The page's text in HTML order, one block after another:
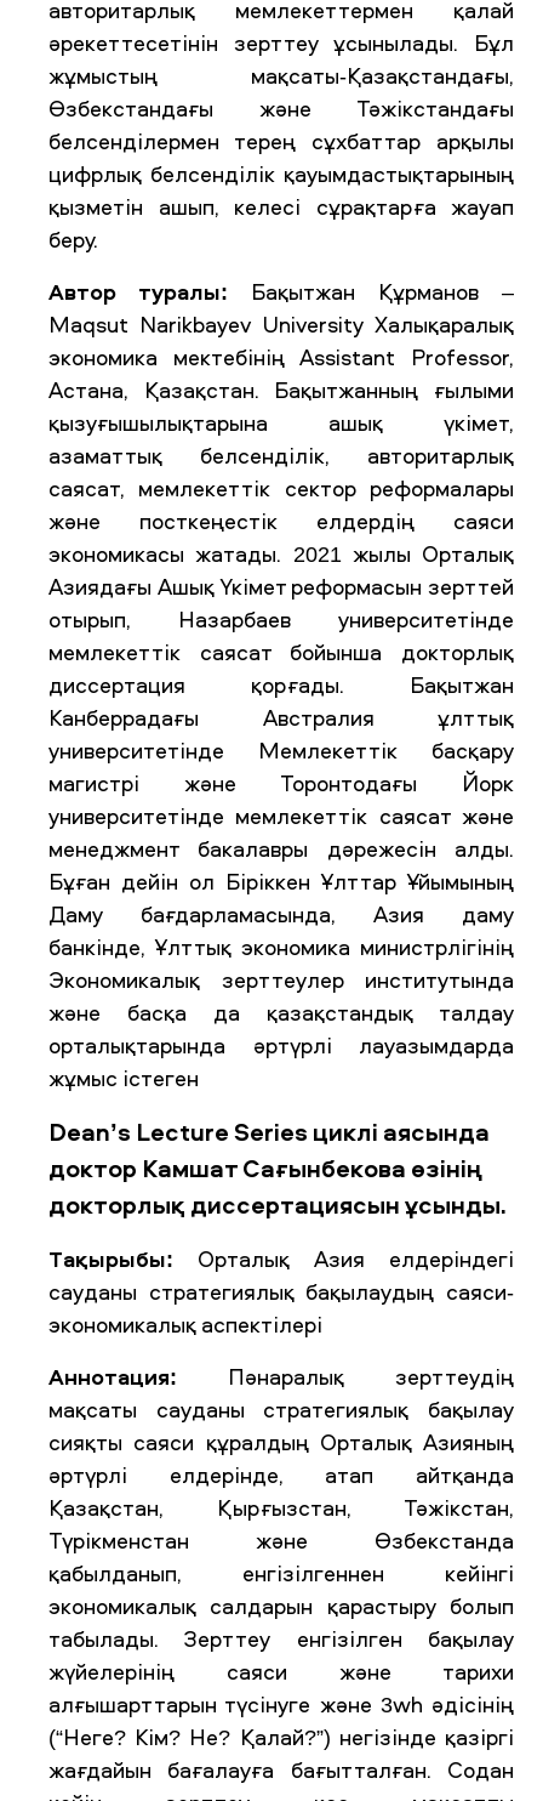
авторитарлық мемлекеттермен қалай
әрекеттесетінін зерттеу ұсынылады. Бұл
жұмыстың мақсаты-Қазақстандағы,
Өзбекстандағы және Тәжікстандағы
белсенділермен терең сұхбаттар арқылы
цифрлық белсенділік қауымдастықтарының
қызметін ашып, келесі сұрақтарға жауап
беру.
Автор туралы: Бақытжан Құрманов –
Maqsut Narikbayev University Халықаралық
экономика мектебінің Assistant Professor,
Астана, Қазақстан. Бақытжанның ғылыми
қызуғышылықтарына ашық үкімет,
азаматтық белсенділік, авторитарлық
саясат, мемлекеттік сектор реформалары
және посткеңестік елдердің саяси
экономикасы жатады. 2021 жылы Орталық
Азиядағы Ашық Үкімет реформасын зерттей
отырып, Назарбаев университетінде
мемлекеттік саясат бойынша докторлық
диссертация қорғады. Бақытжан
Канберрадағы Австралия ұлттық
университетінде Мемлекеттік басқару
магистрі және Торонтодағы Йорк
университетінде мемлекеттік саясат және
менеджмент бакалавры дәрежесін алды.
Бұған дейін ол Біріккен Ұлттар Ұйымының
Даму бағдарламасында, Азия даму
банкінде, Ұлттық экономика министрлігінің
Экономикалық зерттеулер институтында
және басқа да қазақстандық талдау
орталықтарында әртүрлі лауазымдарда
жұмыс істеген
Dean’s Lecture Series циклі аясында
доктор Камшат Сағынбекова өзінің
докторлық диссертациясын ұсынды.
Тақырыбы: Орталық Азия елдеріндегі
сауданы стратегиялық бақылаудың саяси-
экономикалық аспектілері
Аннотация: Пәнаралық зерттеудің
мақсаты сауданы стратегиялық бақылау
сияқты саяси құралдың Орталық Азияның
әртүрлі елдерінде, атап айтқанда
Қазақстан, Қырғызстан, Тәжікстан,
Түрікменстан және Өзбекстанда
қабылданып, енгізілгеннен кейінгі
экономикалық салдарын қарастыру болып
табылады. Зерттеу енгізілген бақылау
жүйелерінің саяси және тарихи
алғышарттарын түсінуге және 3wh әдісінің
(“Неге? Кім? Не? Қалай?”) негізінде қазіргі
жағдайын бағалауға бағытталған. Содан